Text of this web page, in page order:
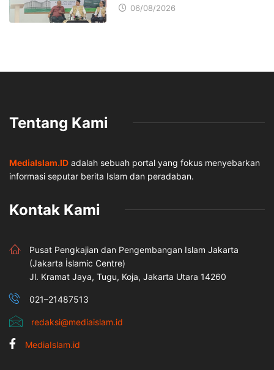
06/08/2026
Tentang Kami
MediaIslam.ID adalah sebuah portal yang fokus menyebarkan
informasi seputar berita Islam dan peradaban.
Kontak Kami
Pusat Pengkajian dan Pengembangan Islam Jakarta
(Jakarta İslamic Centre)
Jl. Kramat Jaya, Tugu, Koja, Jakarta Utara 14260
021–21487513
redaksi@mediaislam.id
MediaIslam.id